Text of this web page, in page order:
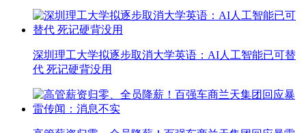
深圳理工大学拟逐步取消大学英语：AI人工智能已可替
代 死记硬背没用